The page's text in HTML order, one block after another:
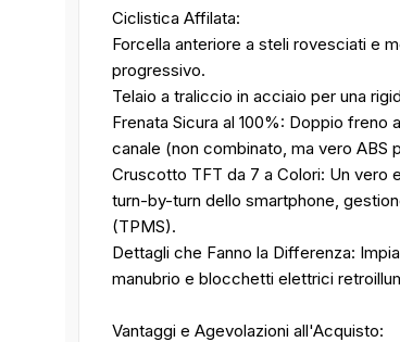
Ciclistica Affilata:
Forcella anteriore a steli rovesciati e
progressivo.
Telaio a traliccio in acciaio per una
Frenata Sicura al 100%: Doppio
canale (non combinato, ma vero ABS
Cruscotto TFT da 7 a Colori: Un vero
turn-by-turn dello smartphone,
(TPMS).
Dettagli che Fanno la Differenza:
manubrio e blocchetti elettrici
Vantaggi e Agevolazioni all'Acquisto: